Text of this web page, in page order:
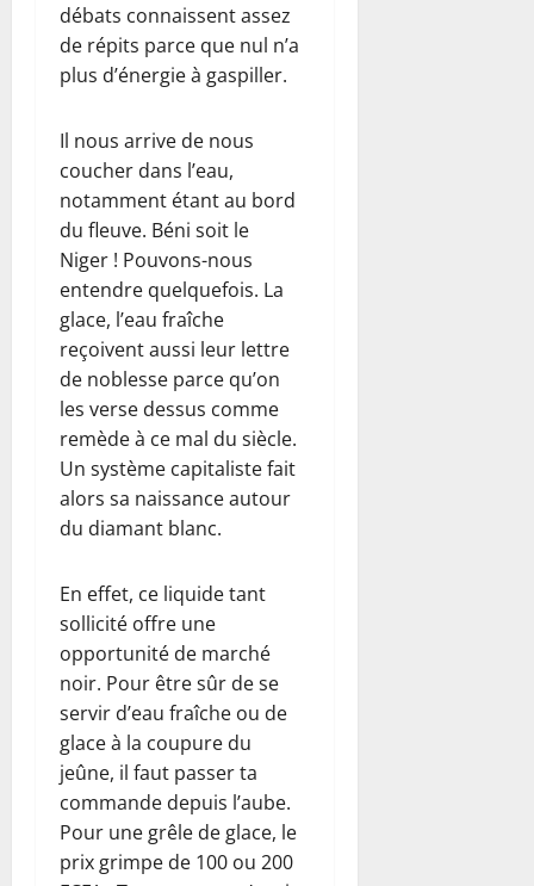
débats connaissent assez
de répits parce que nul n’a
plus d’énergie à gaspiller.
Il nous arrive de nous
coucher dans l’eau,
notamment étant au bord
du fleuve. Béni soit le
Niger ! Pouvons-nous
entendre quelquefois. La
glace, l’eau fraîche
reçoivent aussi leur lettre
de noblesse parce qu’on
les verse dessus comme
remède à ce mal du siècle.
Un système capitaliste fait
alors sa naissance autour
du diamant blanc.
En effet, ce liquide tant
sollicité offre une
opportunité de marché
noir. Pour être sûr de se
servir d’eau fraîche ou de
glace à la coupure du
jeûne, il faut passer ta
commande depuis l’aube.
Pour une grêle de glace, le
prix grimpe de 100 ou 200